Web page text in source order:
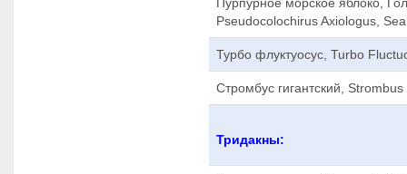
Pseudocolochirus Axiologus,
Турбо флуктуосус, Turbo
Стромбус гигантский,
Тридакны: